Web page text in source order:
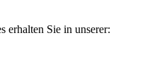
erhalten Sie in unserer: